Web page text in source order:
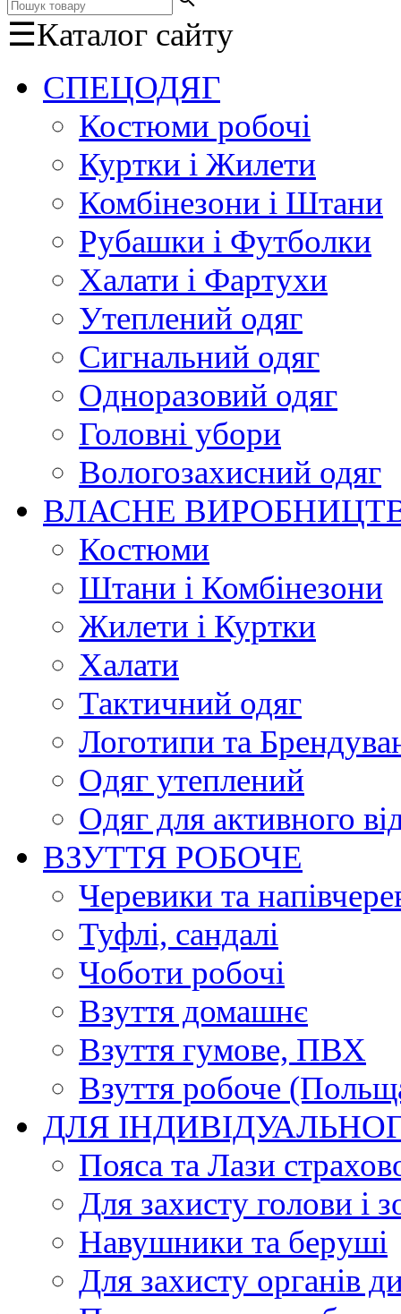
☰Каталог сайту
СПЕЦОДЯГ
Костюми робочі
Куртки і Жилети
Комбінезони і Штани
Рубашки і Футболки
Халати і Фартухи
Утеплений одяг
Сигнальний одяг
Одноразовий одяг
Головні убори
Вологозахисний одяг
ВЛАСНЕ
Костюми
Штани і Комбінезони
Жилети і Куртки
Халати
Тактичний одяг
Логотипи та
Одяг утеплений
Одяг для активного
ВЗУТТЯ РОБОЧЕ
Черевики та
Туфлі, сандалі
Чоботи робочі
Взуття домашнє
Взуття гумове, ПВХ
Взуття робоче
ДЛЯ
Пояса та Лази
Для захисту голови і
Навушники та беруші
Для захисту органів